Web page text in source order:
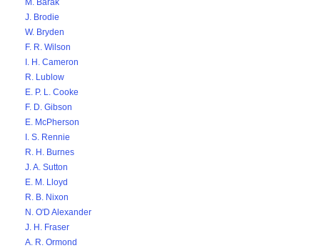
M. Barak
J. Brodie
W. Bryden
F. R. Wilson
I. H. Cameron
R. Lublow
E. P. L. Cooke
F. D. Gibson
E. McPherson
I. S. Rennie
R. H. Burnes
J. A. Sutton
E. M. Lloyd
R. B. Nixon
N. O'D Alexander
J. H. Fraser
A. R. Ormond